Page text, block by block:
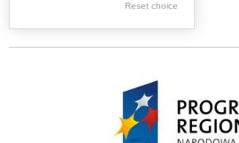
Reset choice